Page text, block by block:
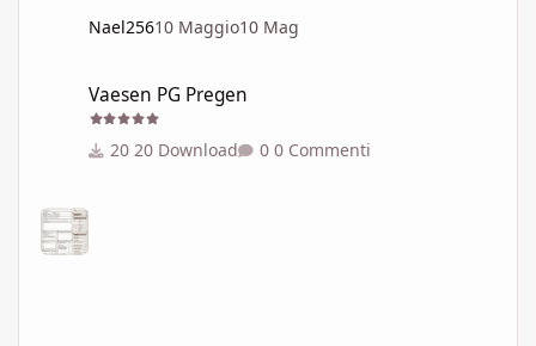
Nael25610 Maggio10 Mag
Vaesen PG Pregen
20 Download 0 Commenti